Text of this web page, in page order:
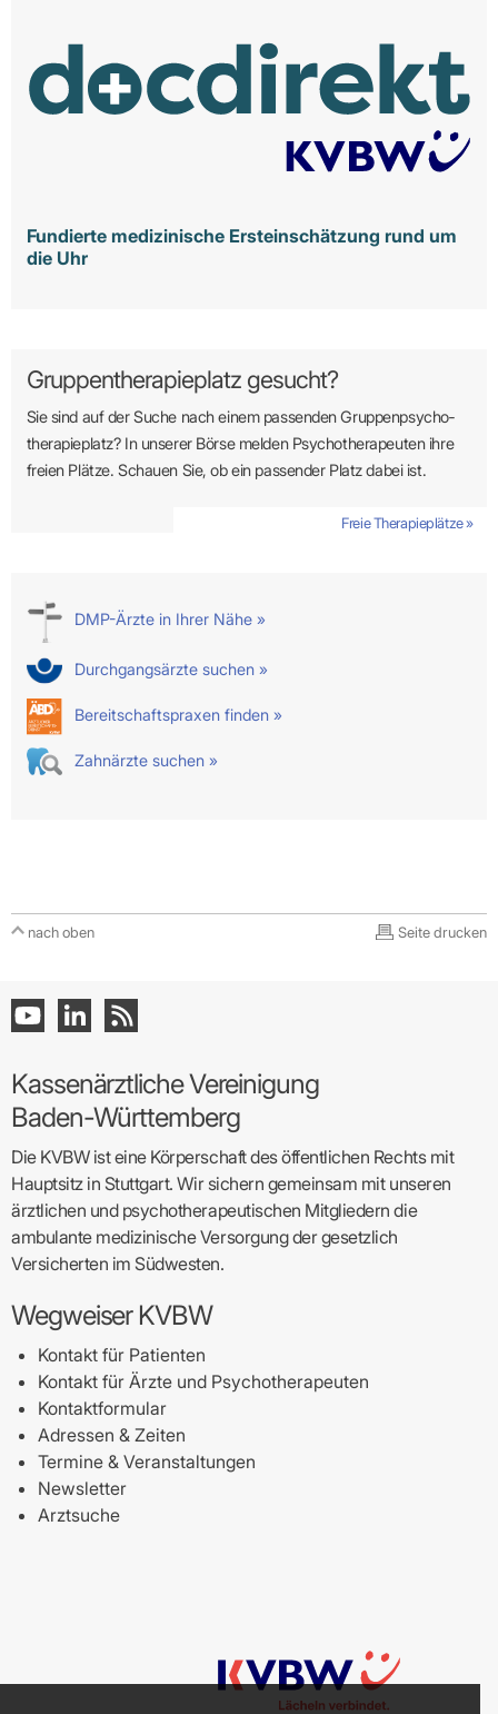
Fundierte medizinische Ersteinschätzung rund um
die Uhr
Gruppentherapieplatz gesucht?
Sie sind auf der Suche nach einem passenden Gruppen­psycho­
therapie­platz? In unserer Börse melden Psycho­­thera­­peuten ihre
freien Plätze. Schauen Sie, ob ein passender Platz dabei ist.
Freie Therapieplätze »
DMP-Ärzte in Ihrer Nähe »
Durchgangsärzte suchen »
Bereitschaftspraxen finden »
Zahnärzte suchen »
nach oben Seite drucken
Kassenärztliche Vereinigung
Baden-Württemberg
Die KVBW ist eine Körperschaft des öffentlichen Rechts mit
Hauptsitz in Stuttgart. Wir sichern gemeinsam mit unseren
ärztlichen und psychotherapeutischen Mitgliedern die
ambulante medizinische Versorgung der gesetzlich
Versicherten im Südwesten.
Wegweiser KVBW
Kontakt für Patienten
Kontakt für Ärzte und Psychotherapeuten
Kontaktformular
Adressen & Zeiten
Termine & Veranstaltungen
Newsletter
Arztsuche